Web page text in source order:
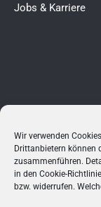
Wir verwenden
Drittanbietern können
zusammenführen.
in den Cookie-
bzw. widerrufen.
Jobs & Karriere